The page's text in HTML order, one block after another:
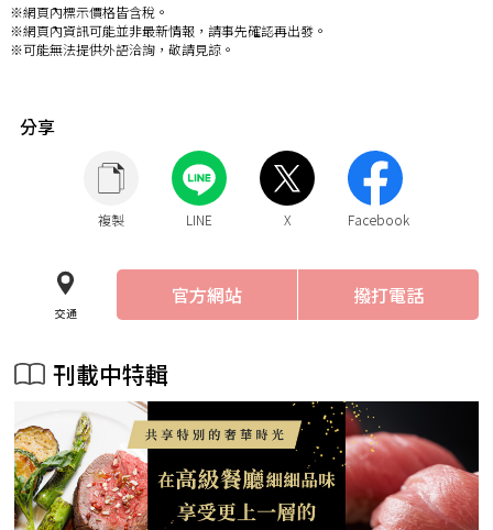
※網頁內標示價格皆含稅。
※網頁內資訊可能並非最新情報，請事先確認再出發。
※可能無法提供外語洽詢，敬請見諒。
分享
複製 LINE X Facebook
交通
官方網站 撥打電話
刊載中特輯